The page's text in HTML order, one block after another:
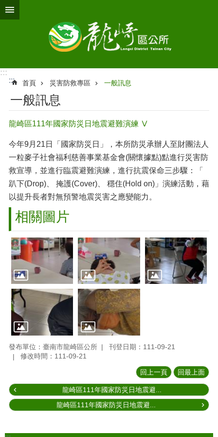
跳到主要內容區塊
:::
:::
首頁 災害防救專區 一般訊息
一般訊息
龍崎區111年國家防災日地震避難演練 Ⅴ
今年9月21日「國家防災日」，本所防災承辦人至財團法人
一粒麥子社會福利慈善事業基金會(關懷據點)點進行災害防
救宣導，並進行臨震避難演練，進行抗震保命三步驟：「
趴下(Drop)、 掩護(Cover)、 穩住(Hold on)」演練活動，藉
以提升長者對無預警地震災害之應變能力。
相關圖片
發布單位：臺南市龍崎區公所
刊登日期：111-09-21
修改時間：111-09-21
回上一頁 回最上面
龍崎區111年國家防災日地震避...
龍崎區111年國家防災日地震避...